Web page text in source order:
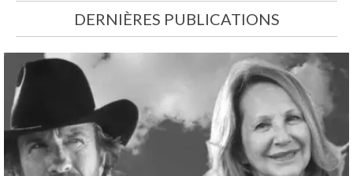
DERNIÈRES PUBLICATIONS